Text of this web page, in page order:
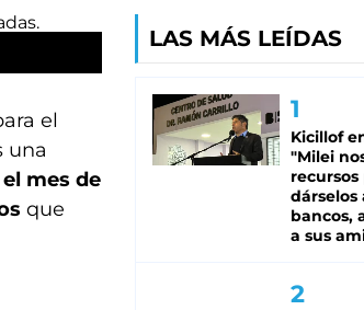
el
una
mes de
que
LAS MÁS LEÍDAS
Kicillof
"Milei
recursos
dárselos
bancos,
a sus